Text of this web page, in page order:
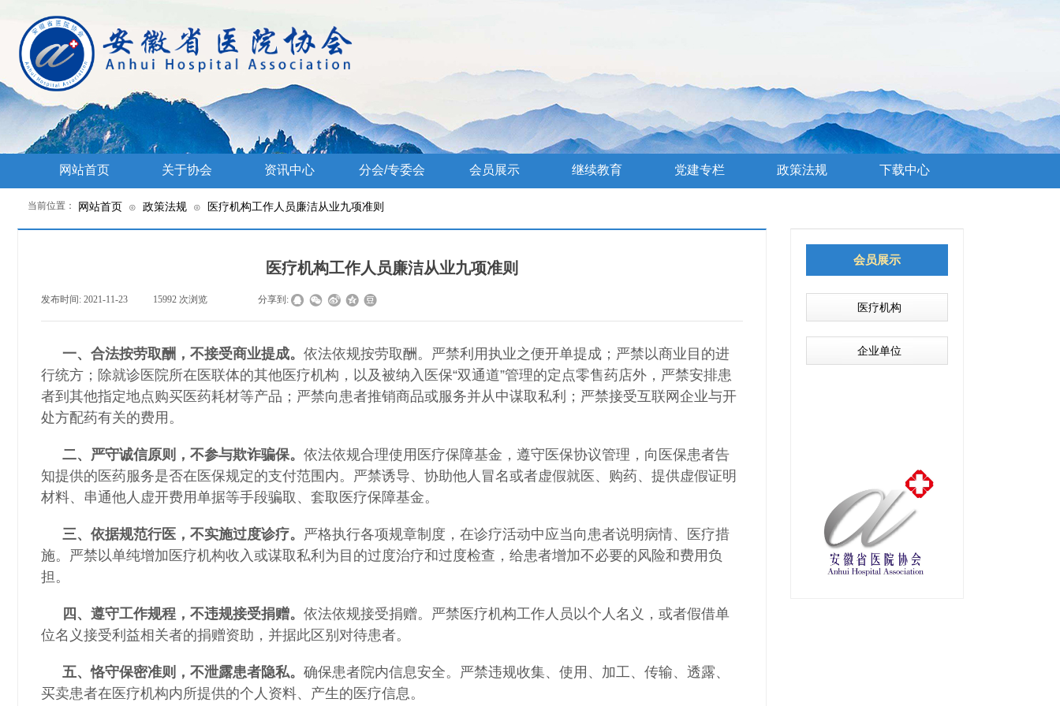
网站首页 关于协会 资讯中心 分会/专委会 会员展示 继续教育 党建专栏 政策法规 下载中心
网站首页 ⊙ 政策法规 ⊙ 医疗机构工作人员廉洁从业九项准则
当前位置：
医疗机构
企业单位
会员展示
医疗机构工作人员廉洁从业九项准则
发布时间: 2021-11-23 15992 次浏览 分享到:
一、合法按劳取酬，不接受商业提成。 依法依规按劳取酬。严禁利用执业之便开单提成；严禁以商业目的进
行统方；除就诊医院所在医联体的其他医疗机构，以及被纳入医保“双通道”管理的定点零售药店外，严禁安排患
者到其他指定地点购买医药耗材等产品；严禁向患者推销商品或服务并从中谋取私利；严禁接受互联网企业与开
处方配药有关的费用。
二、严守诚信原则，不参与欺诈骗保。 依法依规合理使用医疗保障基金，遵守医保协议管理，向医保患者告
知提供的医药服务是否在医保规定的支付范围内。严禁诱导、协助他人冒名或者虚假就医、购药、提供虚假证明
材料、串通他人虚开费用单据等手段骗取、套取医疗保障基金。
三、依据规范行医，不实施过度诊疗。
严格执行各项规章制度，在诊疗活动中应当向患者说明病情、医疗措
施。严禁以单纯增加医疗机构收入或谋取私利为目的过度治疗和过度检查，给患者增加不必要的风险和费用负
担。
四、遵守工作规程，不违规接受捐赠。 依法依规接受捐赠。严禁医疗机构工作人员以个人名义，或者假借单
位名义接受利益相关者的捐赠资助，并据此区别对待患者。
五、恪守保密准则，不泄露患者隐私。 确保患者院内信息安全。严禁违规收集、使用、加工、传输、透露、
买卖患者在医疗机构内所提供的个人资料、产生的医疗信息。